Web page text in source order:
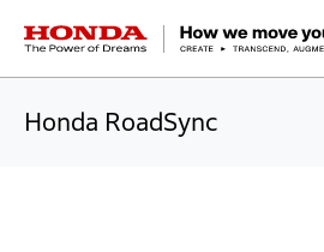
HONDA The Power of Dreams
Honda RoadSync